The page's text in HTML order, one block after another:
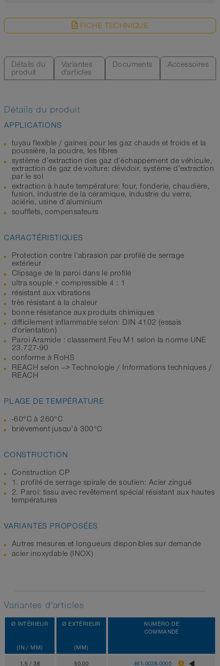
FICHE TECHNIQUE
Détails du
produit
Variantes
d'articles
Documents Accessoires
Détails du produit
APPLICATIONS
tuyau flexible / gaines pour les gaz chauds et froids et la
poussière, la poudre, les fibres
système d’extraction des gaz d’échappement de véhicule,
extraction de gaz de voiture: dévidoir, système d’extraction
par le sol
extraction à haute température: four, fonderie, chaudière,
fusion, industrie de la céramique, industrie du verre,
aciérie, usine d’aluminium
soufflets, compensateurs
CARACTÉRISTIQUES
Protection contre l’abrasion par profilé de serrage
extérieur
Clipsage de la paroi dans le profilé
ultra souple + compressible 4 : 1
résistant aux vibrations
très résistant à la chaleur
bonne résistance aux produits chimiques
difficilement inflammable selon: DIN 4102 (essais
d'orientation)
Paroi Aramide : classement Feu M1 selon la norme UNE
23.727-90
conforme à RoHS
REACH selon --> Technologie / Informations techniques /
REACH
PLAGE DE TEMPÉRATURE
-60°C à 260°C
brièvement jusqu’à 300°C
CONSTRUCTION
Construction CP
1. profilé de serrage spirale de soutien: Acier zingué
2. Paroi: tissu avec revêtement spécial résistant aux hautes
températures
VARIANTES PROPOSÉES
Autres mesures et longueurs disponibles sur demande
acier inoxydable (INOX)
Variantes d'articles
Ø INTÉRIEUR
(IN / MM)
Ø EXTÉRIEUR
(MM)
NUMÉRO DE
COMMANDE
1,5 / 38 50.00 461-0038-0000